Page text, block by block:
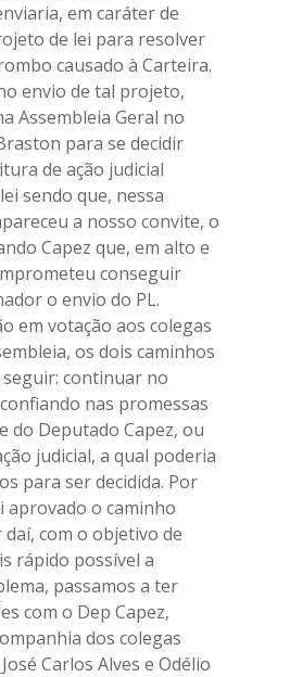
em caráter de
de lei para resolver
causado à Carteira.
envio de tal projeto,
Assembleia Geral no
para se decidir
de ação judicial
sendo que, nessa
a nosso convite, o
Capez que, em alto e
conseguir
o envio do PL.
em votação aos colegas
os dois caminhos
continuar no
nas promessas
do Deputado Capez, ou
judicial, a qual poderia
para ser decidida. Por
aprovado o caminho
com o objetivo de
rápido possível a
passamos a ter
com o Dep Capez,
dos colegas
Carlos Alves e Odélio